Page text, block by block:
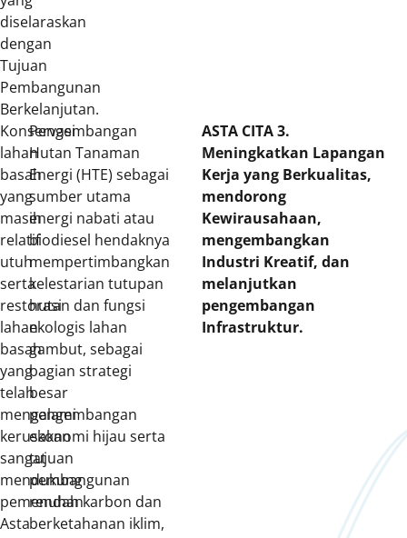
diselaraskan
dengan
Tujuan
Pembangunan
Berkelanjutan.
Konservasi
lahan
basah
yang
masih
relatif
utuh
serta
restorasi
lahan
basah
yang
telah
mengalami
kerusakan
sangat
mendukung
pemenuhan
Asta
Pengembangan
Hutan Tanaman
Energi (HTE) sebagai
sumber utama
energi nabati atau
biodiesel hendaknya
mempertimbangkan
kelestarian tutupan
hutan dan fungsi
ekologis lahan
gambut, sebagai
bagian strategi
besar
pengembangan
ekonomi hijau serta
tujuan
pembangunan
rendah karbon dan
berketahanan iklim,
ASTA CITA 3.
Meningkatkan Lapangan
Kerja yang Berkualitas,
mendorong
Kewirausahaan,
mengembangkan
Industri Kreatif, dan
melanjutkan
pengembangan
Infrastruktur.